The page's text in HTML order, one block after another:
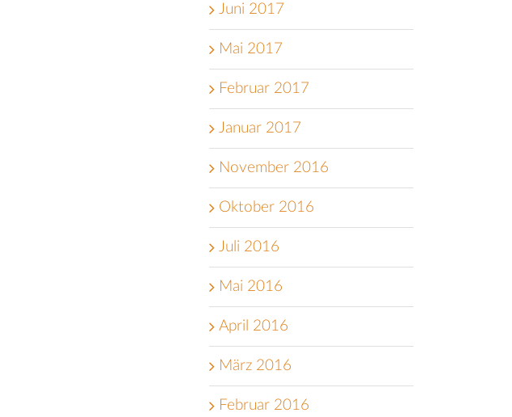
Juni 2017
Mai 2017
Februar 2017
Januar 2017
November 2016
Oktober 2016
Juli 2016
Mai 2016
April 2016
März 2016
Februar 2016